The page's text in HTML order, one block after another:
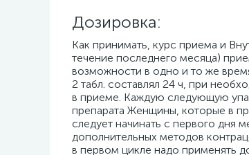
Дозировка:
Как принимать, курс приема и
течение последнего месяца)
возможности в одно и то же
2 табл. составлял 24 ч, при
в приеме. Каждую следующую
препарата Женщины, которые в
следует начинать с первого дня
дополнительных методов
в первом цикле надо применять